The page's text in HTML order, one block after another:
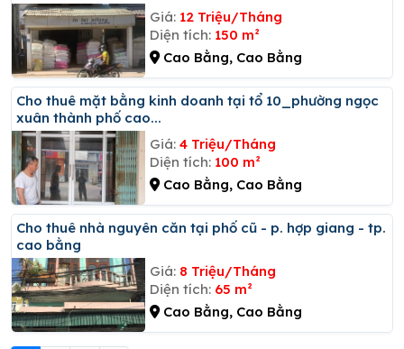
Giá: 12 Triệu/Tháng
Diện tích: 150 m²
Cao Bằng, Cao Bằng
Cho thuê mặt bằng kinh doanh tại tổ 10_phường ngọc
xuân thành phố cao...
Giá: 4 Triệu/Tháng
Diện tích: 100 m²
Cao Bằng, Cao Bằng
Cho thuê nhà nguyên căn tại phố cũ - p. hợp giang - tp.
cao bằng
Giá: 8 Triệu/Tháng
Diện tích: 65 m²
Cao Bằng, Cao Bằng